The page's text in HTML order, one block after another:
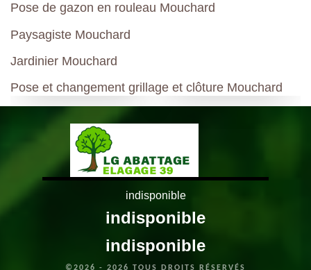
Pose de gazon en rouleau Mouchard
Paysagiste Mouchard
Jardinier Mouchard
Pose et changement grillage et clôture Mouchard
indisponible
indisponible
indisponible
©2026 - 2026 TOUS DROITS RÉSERVÉS